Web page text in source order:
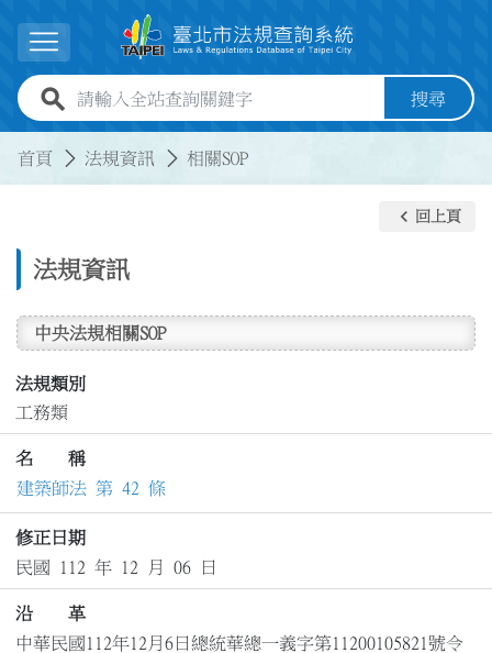
展開選單
全站查詢關鍵字欄位 搜尋
首頁 法規資訊 相關SOP
法規資訊
keyboard_arrow_left 回上頁
中央法規相關SOP
法規類別
工務類
名 稱
建築師法 第 42 條
修正日期
民國 112 年 12 月 06 日
沿 革
中華民國112年12月6日總統華總一義字第11200105821號令